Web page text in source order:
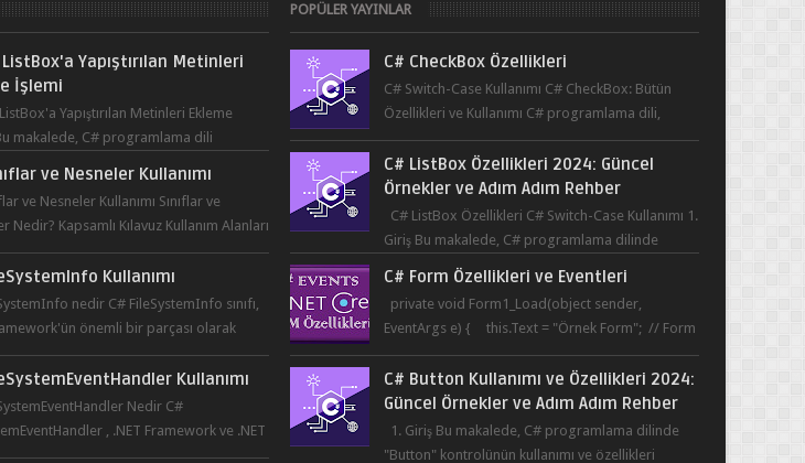
Yapıştırılan Metinleri
İşlemi
Yapıştırılan Metinleri Ekleme
makalede, C# programlama dili
ve Nesneler Kullanımı
ve Nesneler Kullanımı Sınıflar ve
Nedir? Kapsamlı Kılavuz Kullanım Alanları
Neden ve Nasıl ...
Kullanımı
nedir C# FileSystemInfo sınıfı,
önemli bir parçası olarak
dizinler hakkında bil...
Kullanımı
Nedir C#
, .NET Framework ve .NET
kullanılan bir delegedi...
POPÜLER YAYINLAR
C# CheckBox Özellikleri
C# Switch-Case Kullanımı C# CheckBox: Bütün
Özellikleri ve Kullanımı C# programlama dili,
kullanıcının bir uygulama üzerinde seçim yapma...
C# ListBox Özellikleri 2024: Güncel
Örnekler ve Adım Adım Rehber
C# ListBox Özellikleri C# Switch-Case Kullanımı 1.
Giriş Bu makalede, C# programlama dilinde
C# Form Özellikleri ve Eventleri
private void Form1_Load(object sender,
EventArgs e) { this.Text = "Örnek Form"; // Form
başlığı this.BackColor = Co...
C# Button Kullanımı ve Özellikleri 2024:
Güncel Örnekler ve Adım Adım Rehber
1. Giriş Bu makalede, C# programlama dilinde
"Button" kontrolünün kullanımı ve özellikleri